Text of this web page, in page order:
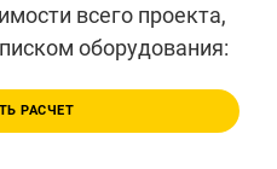
всего проекта,
оборудования:
РАСЧЕТ